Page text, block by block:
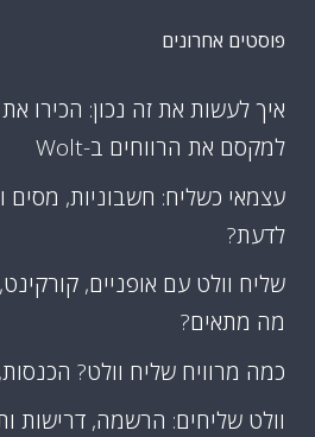
פוסטים אחרונים
איך לעשות את זה נכון: הכירו
למקסם את הרווחים ב-Wolt
עצמאי כשליח: חשבוניות,
לדעת?
שליח וולט עם אופניים,
מה מתאים?
כמה מרוויח שליח וולט?
וולט שליחים: הרשמה, דרישות